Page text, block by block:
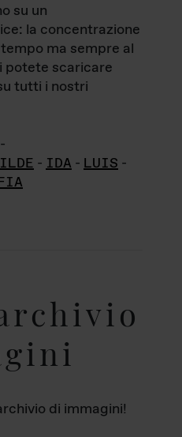
su un
la concentrazione
ma sempre al
potete scaricare
tutti i nostri
-
- IDA - LUIS -
di immagini!